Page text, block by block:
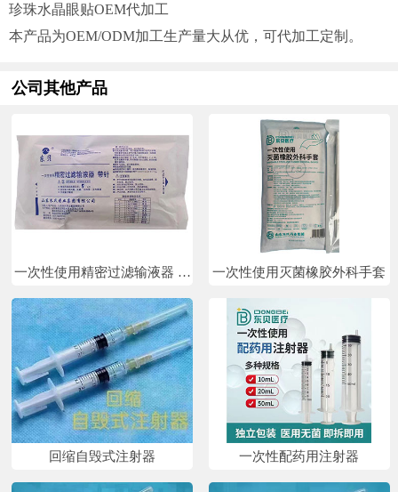
珍珠水晶眼贴OEM代加工
本产品为OEM/ODM加工生产量大从优，可代加工定制。
公司其他产品
一次性使用精密过滤输液器 带
针
一次性使用灭菌橡胶外科手套
回缩自毁式注射器 一次性配药用注射器